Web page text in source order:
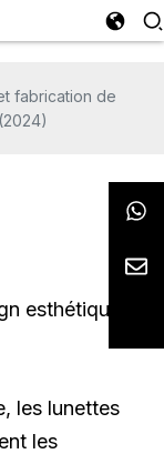
fabrication de
esthétique |
les lunettes
les